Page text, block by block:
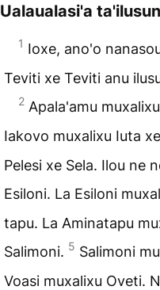
Ualaualasi'a
1 Ioxe, ano'o
Teviti xe Teviti anu
2 Apala'amu
Iakovo muxalixu Iuta
Pelesi xe Sela. Ilou ne
Esiloni. La Esiloni
tapu. La Aminatapu
Salimoni. 5 Salimoni
Voasi muxalixu Oveti.